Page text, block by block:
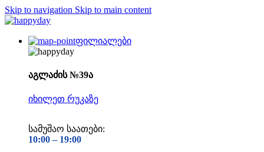
Skip to navigation Skip to main content
ფილიალები
აგლაძის №39ა
იხილეთ რუკაზე
სამუშაო საათები:
10:00 – 19:00